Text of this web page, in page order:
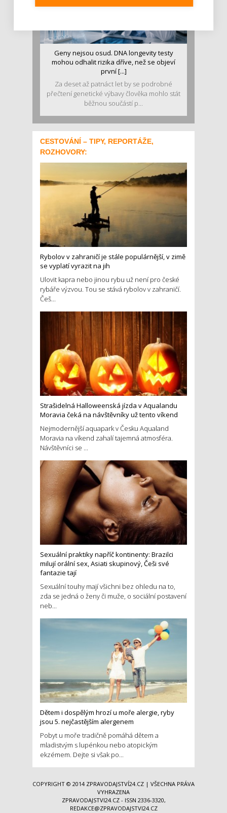
Geny nejsou osud. DNA longevity testy
mohou odhalit rizika dříve, než se objeví
první [...]
Za deset až patnáct let by se podrobné
přečtení genetické výbavy člověka mohlo stát
běžnou součástí p...
CESTOVÁNÍ – TIPY, REPORTÁŽE,
ROZHOVORY:
Rybolov v zahraničí je stále populárnější, v zimě
se vyplatí vyrazit na jih
Ulovit kapra nebo jinou rybu už není pro české
rybáře výzvou. Tou se stává rybolov v zahraničí.
Češ...
Strašidelná Halloweenská jízda v Aqualandu
Moravia čeká na návštěvníky už tento víkend
Nejmodernější aquapark v Česku Aqualand
Moravia na víkend zahalí tajemná atmosféra.
Návštěvníci se ...
Sexuální praktiky napříč kontinenty: Brazilci
milují orální sex, Asiati skupinový, Češi své
fantazie tají
Sexuální touhy mají všichni bez ohledu na to,
zda se jedná o ženy či muže, o sociální postavení
neb...
Dětem i dospělým hrozí u moře alergie, ryby
jsou 5. nejčastějším alergenem
Pobyt u moře tradičně pomáhá dětem a
mladistvým s lupénkou nebo atopickým
ekzémem. Dejte si však po...
COPYRIGHT © 2014 ZPRAVODAJSTVÍ24.CZ | VŠECHNA PRÁVA
VYHRAZENA
ZPRAVODAJSTVI24.CZ - ISSN 2336-3320,
REDAKCE@ZPRAVODAJSTVI24.CZ